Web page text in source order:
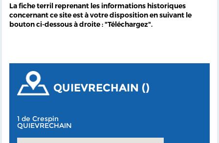
La fiche terril reprenant les informations historiques
concernant ce site est à votre disposition en suivant le
bouton ci-dessous à droite : "Téléchargez".
QUIEVRECHAIN ()
1 de Crespin
QUIEVRECHAIN